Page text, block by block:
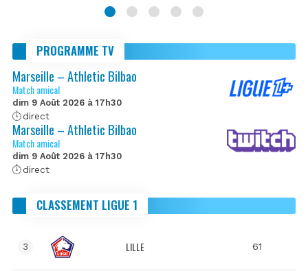
PROGRAMME TV
Marseille – Athletic Bilbao
Match amical
dim 9 Août 2026 à 17h30
direct
Marseille – Athletic Bilbao
Match amical
dim 9 Août 2026 à 17h30
direct
CLASSEMENT LIGUE 1
3 LILLE 61